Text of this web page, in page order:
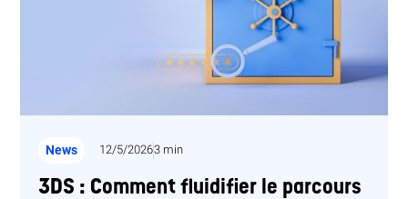
News 12/5/20263 min
3DS : Comment fluidifier le parcours